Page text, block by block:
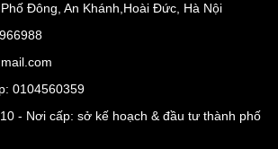
Đông, An Khánh,Hoài Đức, Hà Nội
0104560359
- Nơi cấp: sở kế hoạch & đầu tư thành phố